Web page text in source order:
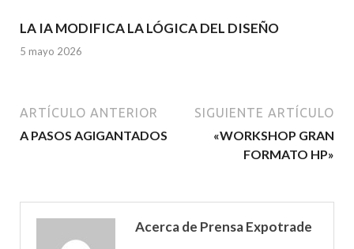
LA IA MODIFICA LA LÓGICA DEL DISEÑO
5 mayo 2026
ARTÍCULO ANTERIOR
A PASOS AGIGANTADOS
SIGUIENTE ARTÍCULO
«WORKSHOP GRAN
FORMATO HP»
Acerca de Prensa Expotrade